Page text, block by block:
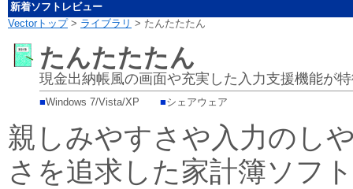
新着ソフトレビュー
Vectorトップ> ライブラリ > たんたたたん
たんたたたん
現金出納帳風の画面や充実した入力支援機能が
■Windows 7/Vista/XP ■シェアウェア
親しみやすさや入力のし
さを追求した家計簿ソフ